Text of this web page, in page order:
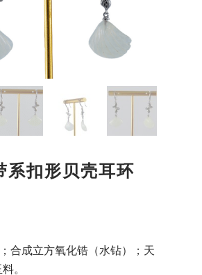
系扣形贝壳耳环
合成立方氧化锆（水钻）；天
。